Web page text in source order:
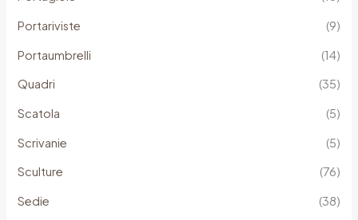
Portariviste (9)
Portaumbrelli (14)
Quadri (35)
Scatola (5)
Scrivanie (5)
Sculture (76)
Sedie (38)